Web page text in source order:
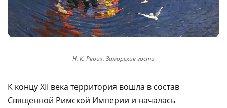
Н. К. Рерих. Заморские гости
К концу XII века территория вошла в состав
Священной Римской Империи и началась